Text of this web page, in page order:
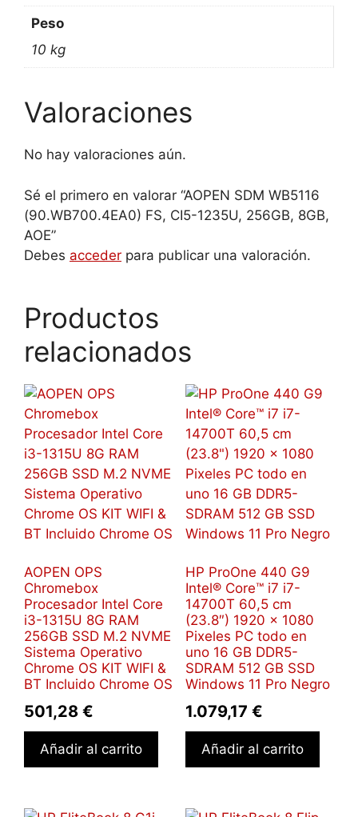
Peso
10 kg
Valoraciones
No hay valoraciones aún.
Sé el primero en valorar “AOPEN SDM WB5116
(90.WB700.4EA0) FS, CI5-1235U, 256GB, 8GB,
AOE”
Debes acceder para publicar una valoración.
Productos
relacionados
AOPEN OPS
Chromebox
Procesador Intel Core
i3-1315U 8G RAM
256GB SSD M.2 NVME
Sistema Operativo
Chrome OS KIT WIFI &
BT Incluido Chrome OS
501,28 €
Añadir al carrito
HP ProOne 440 G9
Intel® Core™ i7 i7-
14700T 60,5 cm
(23.8″) 1920 x 1080
Pixeles PC todo en
uno 16 GB DDR5-
SDRAM 512 GB SSD
Windows 11 Pro Negro
1.079,17 €
Añadir al carrito